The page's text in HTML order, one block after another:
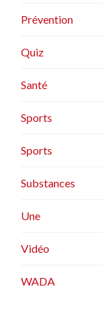
Prévention
Quiz
Santé
Sports
Sports
Substances
Une
Vidéo
WADA